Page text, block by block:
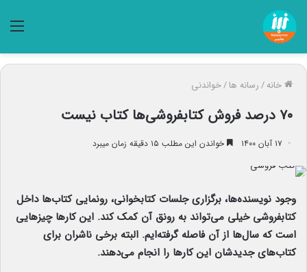
خانه/رسانه ها/خواندنی
۷۰ درصد فروش کتابفروشی‌ها کتاب نیست
۱۷ آبان ۱۴۰۰ خواندن این مطلب ۱۵ دقیقه زمان میبرد
وجود نویسنده‌ها، برگزاری جلسات کتابخوانی، رونمایی کتاب‌ها داخل
کتابفروشی خیلی می‌تواند به رونق آن کمک کند. این کارها چیزهایی
است که سال‌ها از آن فاصله گرفته‌ایم. البته برخی ناشران برای
کتاب‌های جدیدشان این کارها را انجام می‌دهند.